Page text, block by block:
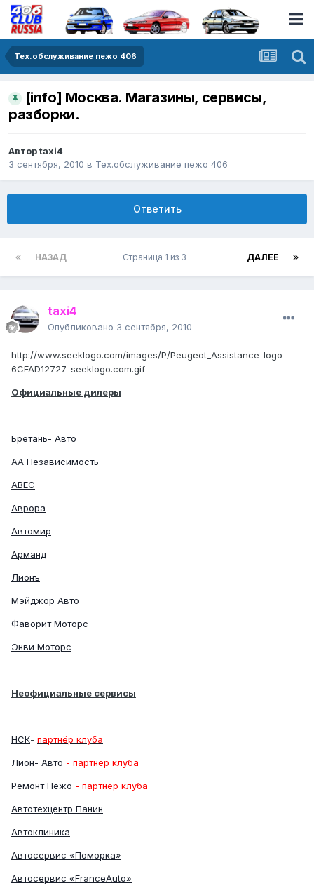
Тех.обслуживание пежо 406
[info] Москва. Магазины, сервисы,
разборки.
Авторtaxi4
3 сентября, 2010 в Тех.обслуживание пежо 406
Ответить
НАЗАД ДАЛЕЕ
Страница 1 из 3
taxi4
Опубликовано 3 сентября, 2010
http://www.seeklogo.com/images/P/Peugeot_Assistance-logo-
6CFAD12727-seeklogo.com.gif
Официальные дилеры
Бретань- Авто
АА Независимость
АВЕС
Аврора
Автомир
Арманд
Лионъ
Мэйджор Авто
Фаворит Моторс
Энви Моторс
Неофициальные сервисы
НСК- партнёр клуба
Лион- Авто - партнёр клуба
Ремонт Пежо - партнёр клуба
Автотехцентр Панин
Автоклиника
Автосервис «Поморка»
Автосервис «FranceAuto»